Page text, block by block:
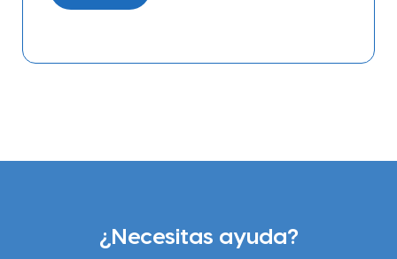
¿Necesitas ayuda?